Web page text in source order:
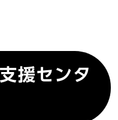
援センタ